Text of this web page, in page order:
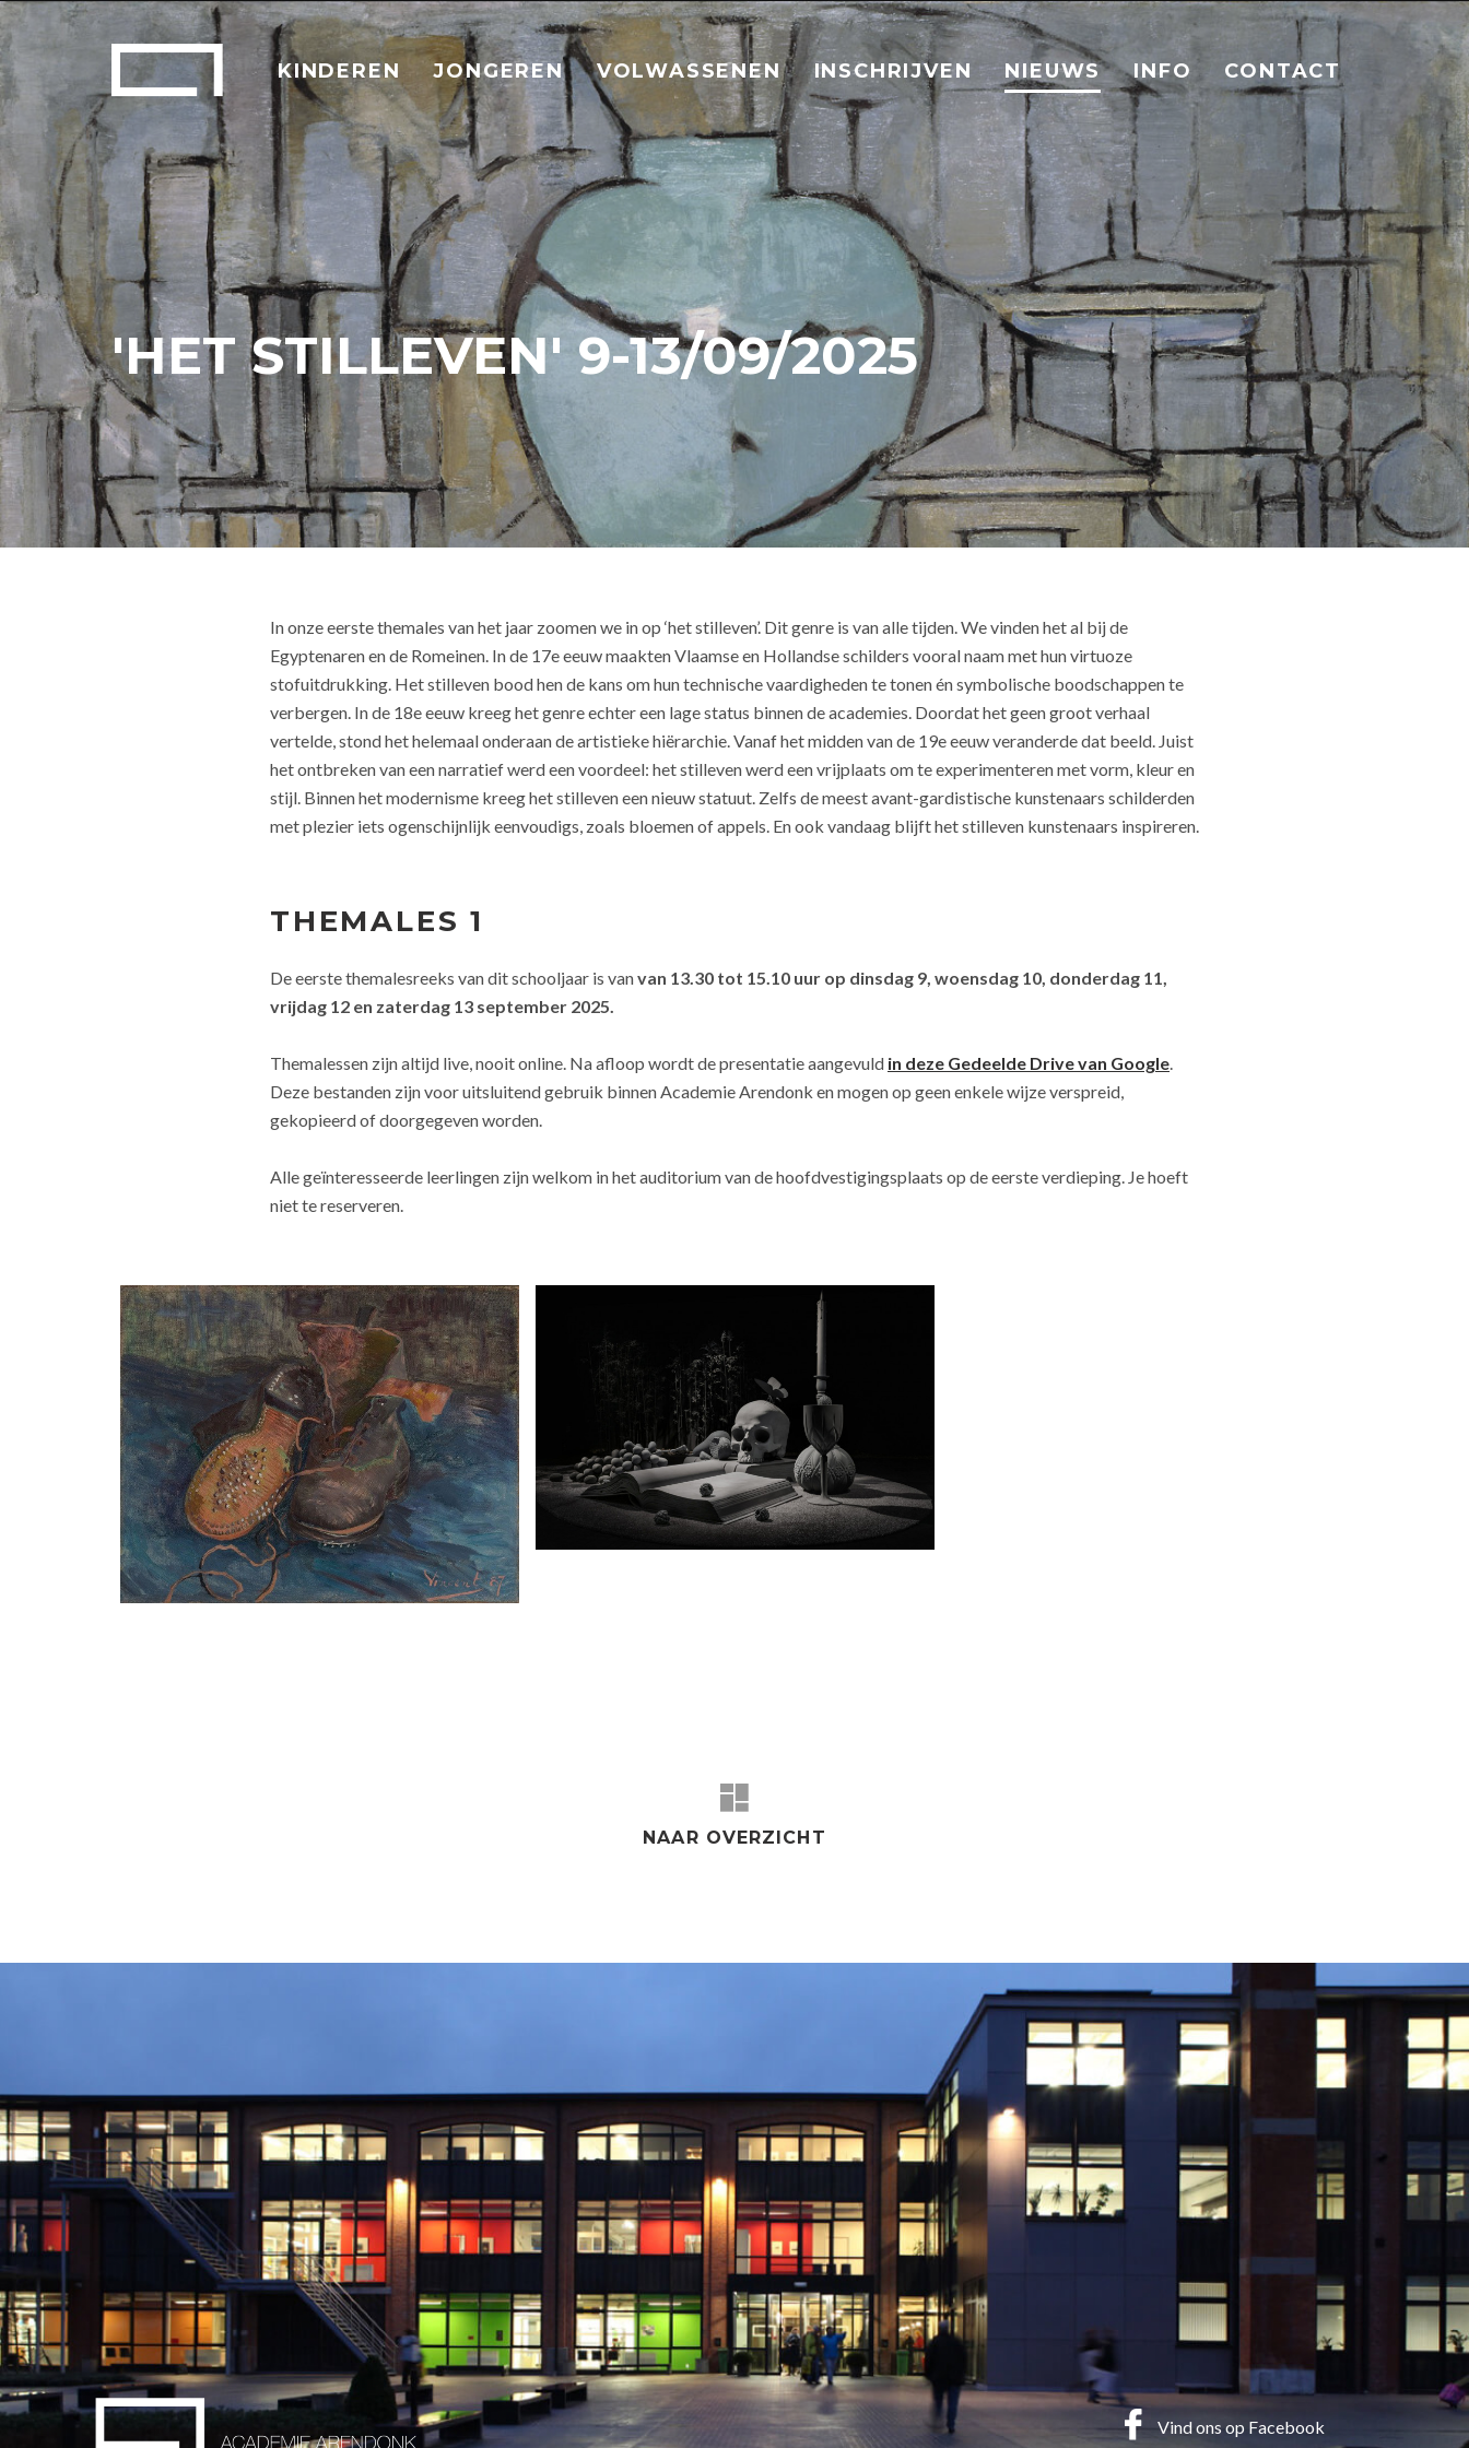
KINDEREN JONGEREN VOLWASSENEN INSCHRIJVEN NIEUWS INFO CONTACT
'HET STILLEVEN' 9-13/09/2025
In onze eerste themales van het jaar zoomen we in op ‘het stilleven’. Dit genre is van alle tijden. We vinden het al bij de
Egyptenaren en de Romeinen. In de 17e eeuw maakten Vlaamse en Hollandse schilders vooral naam met hun virtuoze
stofuitdrukking. Het stilleven bood hen de kans om hun technische vaardigheden te tonen én symbolische boodschappen te
verbergen. In de 18e eeuw kreeg het genre echter een lage status binnen de academies. Doordat het geen groot verhaal
vertelde, stond het helemaal onderaan de artistieke hiërarchie. Vanaf het midden van de 19e eeuw veranderde dat beeld. Juist
het ontbreken van een narratief werd een voordeel: het stilleven werd een vrijplaats om te experimenteren met vorm, kleur en
stijl. Binnen het modernisme kreeg het stilleven een nieuw statuut. Zelfs de meest avant-gardistische kunstenaars schilderden
met plezier iets ogenschijnlijk eenvoudigs, zoals bloemen of appels. En ook vandaag blijft het stilleven kunstenaars inspireren.
THEMALES 1
De eerste themalesreeks van dit schooljaar is vanvan 13.30 tot 15.10 uur op dinsdag 9, woensdag 10, donderdag 11,
vrijdag 12 en zaterdag 13 september 2025.
Themalessen zijn altijd live, nooit online. Na afloop wordt de presentatie aangevuld in deze Gedeelde Drive van Google.
Deze bestanden zijn voor uitsluitend gebruik binnen Academie Arendonk en mogen op geen enkele wijze verspreid,
gekopieerd of doorgegeven worden.
Alle geïnteresseerde leerlingen zijn welkom in het auditorium van de hoofdvestigingsplaats op de eerste verdieping. Je hoeft
niet te reserveren.
NAAR OVERZICHT
Vind ons op Facebook